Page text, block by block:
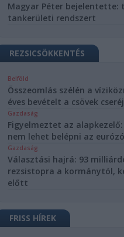
Magyar Péter bejelentette:
tankerületi rendszert
REZSICSÖKKENTÉS
Belföld
Összeomlás szélén a
éves bevételt a csövek
Gazdaság
Figyelmeztet az
nem lehet belépni az
Gazdaság
Választási hajrá: 93
rezsistopra a kormánytól,
előtt
FRISS HÍREK